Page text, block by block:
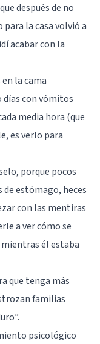
después de no
para la casa volvió a
acabar con la
la cama
días con vómitos
media hora (que
es verlo para
porque pocos
de estómago, heces
con las mentiras
a ver cómo se
él estaba
que tenga más
familias
psicológico